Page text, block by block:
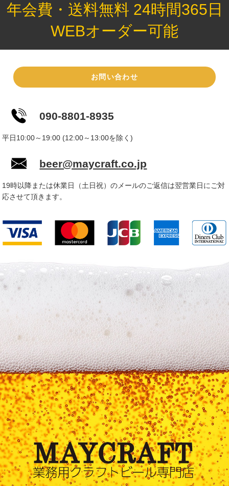
年会費・送料無料 24時間365日
WEBオーダー可能
お問い合わせ
090-8801-8935
平日10:00～19:00 (12:00～13:00を除く)
beer@maycraft.co.jp
19時以降または休業日（土日祝）のメールのご返信は翌営業日にご対
応させて頂きます。